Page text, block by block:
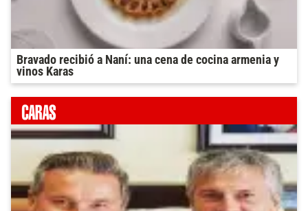
Bravado recibió a Naní: una cena de cocina armenia y
vinos Karas